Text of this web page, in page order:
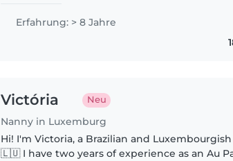
babysitting...
Erfahrung: > 8 Jahre
Victória Neu
Nanny in Luxemburg
Hi! I'm Victoria, a Brazilian and
🇱🇺 I have two years of experience as an Au